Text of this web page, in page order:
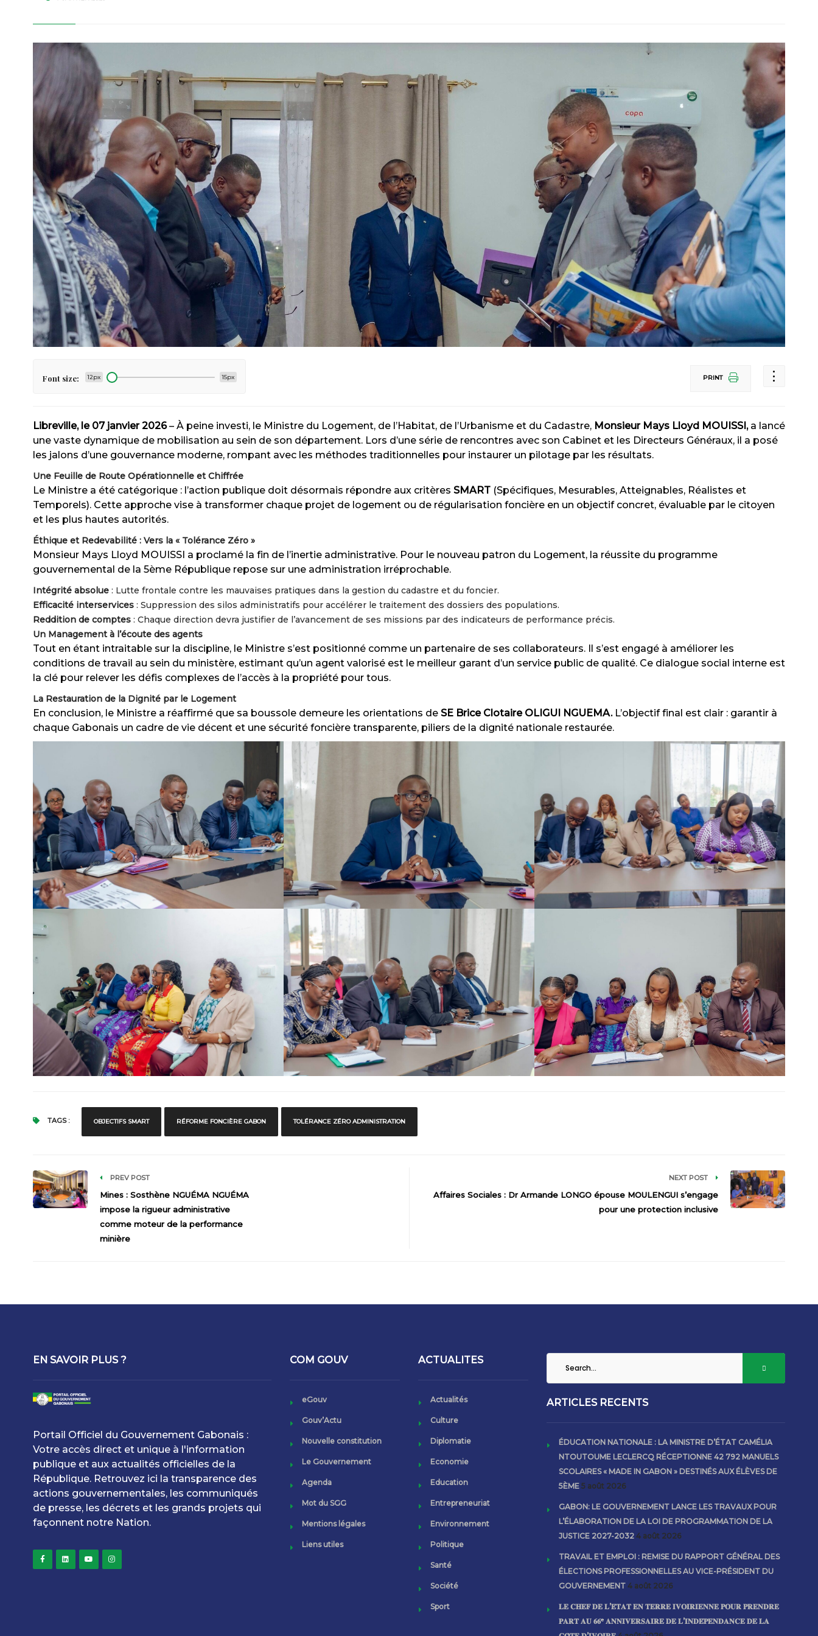
Font size: 12px 15px PRINT
Libreville, le 07 janvier 2026– À peine investi, le Ministre du Logement, de l’Habitat, de l’Urbanisme et du Cadastre, Monsieur Mays Lloyd MOUISSI,a lancé
une vaste dynamique de mobilisation au sein de son département. Lors d’une série de rencontres avec son Cabinet et les Directeurs Généraux, il a posé
les jalons d’une gouvernance moderne, rompant avec les méthodes traditionnelles pour instaurer un pilotage par les résultats.
Une Feuille de Route Opérationnelle et Chiffrée
Le Ministre a été catégorique : l’action publique doit désormais répondre aux critères SMART(Spécifiques, Mesurables, Atteignables, Réalistes et
Temporels). Cette approche vise à transformer chaque projet de logement ou de régularisation foncière en un objectif concret, évaluable par le citoyen
et les plus hautes autorités.
Éthique et Redevabilité : Vers la « Tolérance Zéro »
Monsieur Mays Lloyd MOUISSI a proclamé la fin de l’inertie administrative. Pour le nouveau patron du Logement, la réussite du programme
gouvernemental de la 5ème République repose sur une administration irréprochable.
Intégrité absolue: Lutte frontale contre les mauvaises pratiques dans la gestion du cadastre et du foncier.
Efficacité interservices: Suppression des silos administratifs pour accélérer le traitement des dossiers des populations.
Reddition de comptes: Chaque direction devra justifier de l’avancement de ses missions par des indicateurs de performance précis.
Un Management à l’écoute des agents
Tout en étant intraitable sur la discipline, le Ministre s’est positionné comme un partenaire de ses collaborateurs. Il s’est engagé à améliorer les
conditions de travail au sein du ministère, estimant qu’un agent valorisé est le meilleur garant d’un service public de qualité. Ce dialogue social interne est
la clé pour relever les défis complexes de l’accès à la propriété pour tous.
La Restauration de la Dignité par le Logement
En conclusion, le Ministre a réaffirmé que sa boussole demeure les orientations de SE Brice Clotaire OLIGUI NGUEMA.L’objectif final est clair : garantir à
chaque Gabonais un cadre de vie décent et une sécurité foncière transparente, piliers de la dignité nationale restaurée.
TAGS : OBJECTIFS SMART RÉFORME FONCIÈRE GABON TOLÉRANCE ZÉRO ADMINISTRATION
PREV POST
Mines : Sosthène NGUÉMA NGUÉMA
impose la rigueur administrative
comme moteur de la performance
minière
NEXT POST
Affaires Sociales : Dr Armande LONGO épouse MOULENGUI s’engage
pour une protection inclusive
EN SAVOIR PLUS ?
Portail Officiel du Gouvernement Gabonais :
Votre accès direct et unique à l'information
publique et aux actualités officielles de la
République. Retrouvez ici la transparence des
actions gouvernementales, les communiqués
de presse, les décrets et les grands projets qui
façonnent notre Nation.
COM GOUV
eGouv
Gouv’Actu
Nouvelle constitution
Le Gouvernement
Agenda
Mot du SGG
Mentions légales
Liens utiles
ACTUALITES
Actualités
Culture
Diplomatie
Economie
Education
Entrepreneuriat
Environnement
Politique
Santé
Société
Sport
ARTICLES RECENTS
ÉDUCATION NATIONALE : LA MINISTRE D’ÉTAT CAMÉLIA
NTOUTOUME LECLERCQ RÉCEPTIONNE 42 792 MANUELS
SCOLAIRES « MADE IN GABON » DESTINÉS AUX ÉLÈVES DE
5ÈME 5 août 2026
GABON: LE GOUVERNEMENT LANCE LES TRAVAUX POUR
L’ÉLABORATION DE LA LOI DE PROGRAMMATION DE LA
JUSTICE 2027-2032 4 août 2026
TRAVAIL ET EMPLOI : REMISE DU RAPPORT GÉNÉRAL DES
ÉLECTIONS PROFESSIONNELLES AU VICE-PRÉSIDENT DU
GOUVERNEMENT 4 août 2026
𝐋𝐄 𝐂𝐇𝐄𝐅 𝐃𝐄 𝐋’𝐄́𝐓𝐀𝐓 𝐄𝐍 𝐓𝐄𝐑𝐑𝐄 𝐈𝐕𝐎𝐈𝐑𝐈𝐄𝐍𝐍𝐄 𝐏𝐎𝐔𝐑 𝐏𝐑𝐄𝐍𝐃𝐑𝐄
𝐏𝐀𝐑𝐓 𝐀𝐔 𝟔𝟔ᵉ 𝐀𝐍𝐍𝐈𝐕𝐄𝐑𝐒𝐀𝐈𝐑𝐄 𝐃𝐄 𝐋’𝐈𝐍𝐃𝐄́𝐏𝐄𝐍𝐃𝐀𝐍𝐂𝐄 𝐃𝐄 𝐋𝐀